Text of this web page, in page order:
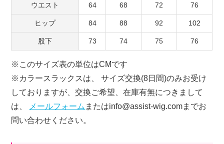
ウエスト 64 68 72 76
ヒップ 84 88 92 102
股下 73 74 75 76
※このサイズ表の単位はCMです
※カラースラックスは、 サイズ交換(8日間)のみお受け
しておりますが、交換ご希望、在庫有無につきまして
は、 メールフォーム またはinfo@assist-wig.comまでお
問い合わせください。